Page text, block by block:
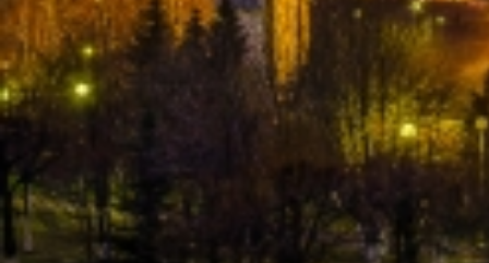
О нас
Авторы
Как купить или заказать фотографию?
Фото чебоксар
Фото Чебоксар, Новочебоксарска и окрестностей